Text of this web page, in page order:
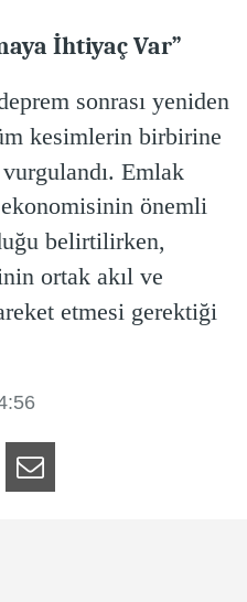
İhtiyaç Var”
sonrası yeniden
kesimlerin birbirine
Emlak
önemli
belirtilirken,
ortak akıl ve
etmesi gerektiği